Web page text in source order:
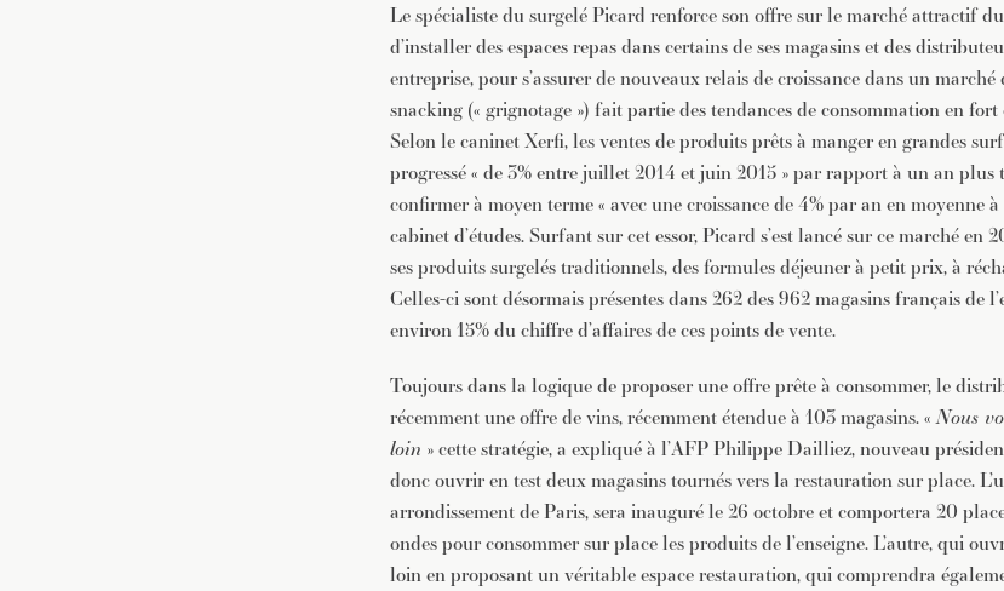
Le spécialiste du surgelé Picard renforce son offre sur le marché attractif
d’installer des espaces repas dans certains de ses magasins et des
entreprise, pour s’assurer de nouveaux relais de croissance dans un marché
snacking (« grignotage ») fait partie des tendances de consommation en
Selon le caninet Xerfi, les ventes de produits prêts à manger en grandes
progressé « de 3% entre juillet 2014 et juin 2015 » par rapport à un an plus
confirmer à moyen terme « avec une croissance de 4% par an en moyenne
cabinet d’études. Surfant sur cet essor, Picard s’est lancé sur ce marché en
ses produits surgelés traditionnels, des formules déjeuner à petit prix, à
Celles-ci sont désormais présentes dans 262 des 962 magasins français de
environ 15% du chiffre d’affaires de ces points de vente.
Toujours dans la logique de proposer une offre prête à consommer, le
récemment une offre de vins, récemment étendue à 103 magasins. «Nous
loin » cette stratégie, a expliqué à l’AFP Philippe Dailliez, nouveau
donc ouvrir en test deux magasins tournés vers la restauration sur place.
arrondissement de Paris, sera inauguré le 26 octobre et comportera 20
ondes pour consommer sur place les produits de l’enseigne. L’autre, qui
loin en proposant un véritable espace restauration, qui comprendra